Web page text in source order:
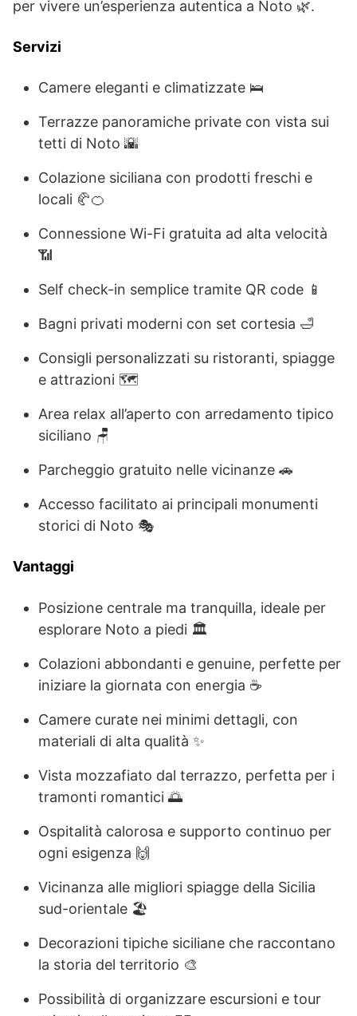
per vivere un’esperienza autentica a Noto 🌿.
Servizi
Camere eleganti e climatizzate 🛌
Terrazze panoramiche private con vista sui
tetti di Noto 🌇
Colazione siciliana con prodotti freschi e
locali 🥐🍊
Connessione Wi-Fi gratuita ad alta velocità
📶
Self check-in semplice tramite QR code 📱
Bagni privati moderni con set cortesia 🛁
Consigli personalizzati su ristoranti, spiagge
e attrazioni 🗺️
Area relax all’aperto con arredamento tipico
siciliano 🪑
Parcheggio gratuito nelle vicinanze 🚗
Accesso facilitato ai principali monumenti
storici di Noto 🎭
Vantaggi
Posizione centrale ma tranquilla, ideale per
esplorare Noto a piedi 🏛️
Colazioni abbondanti e genuine, perfette per
iniziare la giornata con energia ☕
Camere curate nei minimi dettagli, con
materiali di alta qualità ✨
Vista mozzafiato dal terrazzo, perfetta per i
tramonti romantici 🌅
Ospitalità calorosa e supporto continuo per
ogni esigenza 🙌
Vicinanza alle migliori spiagge della Sicilia
sud-orientale 🏖️
Decorazioni tipiche siciliane che raccontano
la storia del territorio 🎨
Possibilità di organizzare escursioni e tour